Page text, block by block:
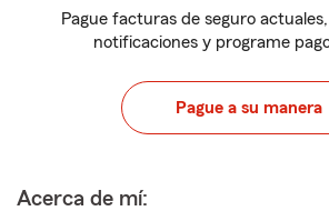
Pague facturas de seguro
notificaciones y programe
Pague a su manera
Acerca de mí: